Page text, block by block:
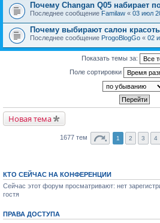
Почему Changan Q05 набирает
Последнее сообщение Familaw « 03 июл
Почему выбирают салон
Последнее сообщение ProgoBlogGo « 02
Показать темы за:
Поле сортировки
Новая тема
1677 тем 1 2 3 4
КТО СЕЙЧАС НА КОНФЕРЕНЦИИ
Сейчас этот форум просматривают: нет
гостя
ПРАВА ДОСТУПА